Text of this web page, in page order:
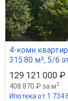
4-комн
315.80 м², 5/6
129 121 000 ₽
408 870 ₽ за м2
Ипотека от 1 734